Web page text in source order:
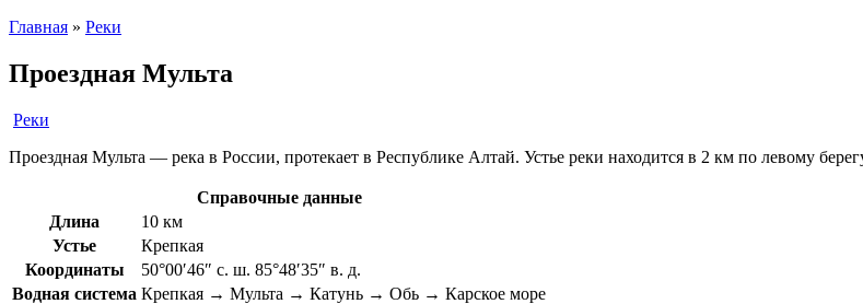
Главная » Реки
Проездная Мульта
Реки
Проездная Мульта — река в России, протекает в Республике Алтай. Устье реки находится в 2 км по левому
Справочные данные
Длина
10 км
Устье
Крепкая
Координаты
50°00′46″ с. ш. 85°48′35″ в. д.
Водная система Крепкая → Мульта → Катунь → Обь → Карское море